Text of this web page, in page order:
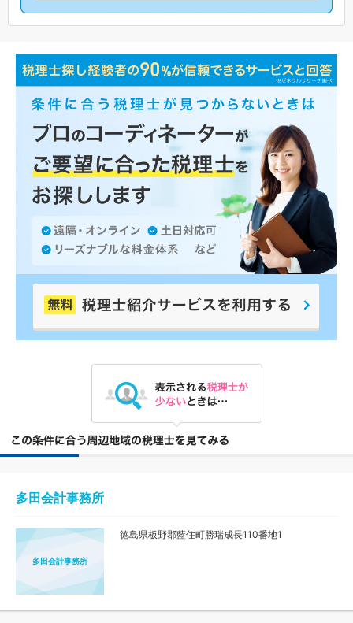
多田会計事務所
多田会計事務所
徳島県板野郡藍住町勝瑞成長110番地1